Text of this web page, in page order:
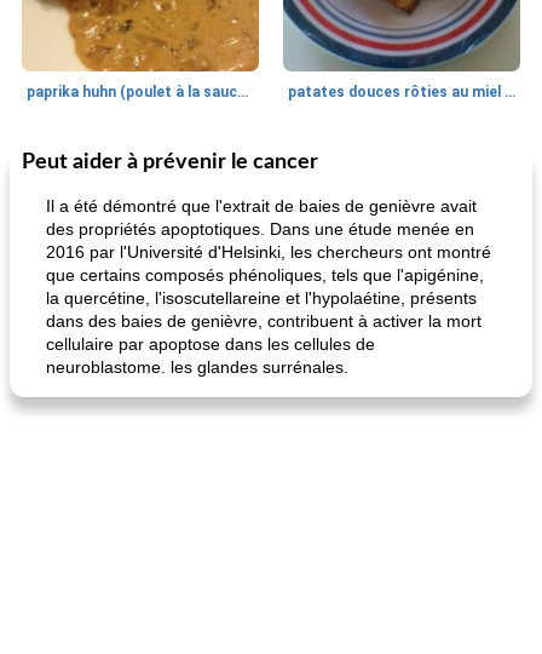
paprika huhn (poulet à la sauce paprika). patates douces rôties au miel / kumara
25min
Petit déjeuner et brunch
quinoa petit déjeuner méditerranéen
Viande et volaille
poitrines de poulet grillées de jenny
Peut aider à prévenir le cancer
Il a été démontré que l'extrait de baies de genièvre avait
des propriétés apoptotiques. Dans une étude menée en
2016 par l'Université d'Helsinki, les chercheurs ont montré
que certains composés phénoliques, tels que l'apigénine,
la quercétine, l'isoscutellareine et l'hypolaétine, présents
dans des baies de genièvre, contribuent à activer la mort
cellulaire par apoptose dans les cellules de
neuroblastome. les glandes surrénales.